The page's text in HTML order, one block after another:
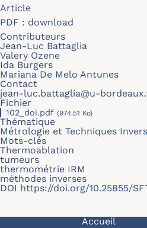
Article
PDF : download
Contributeurs
Jean-Luc Battaglia
Valery Ozene
Ida Burgers
Mariana De Melo Antunes
Contact
jean-luc.battaglia@u-
Fichier
102_doi.pdf (974.51 Ko)
Thématique
Métrologie et Techniques
Mots-clés
Thermoablation
tumeurs
thermométrie IRM
méthodes inverses
DOI https://doi.org/10.25855/
Accueil